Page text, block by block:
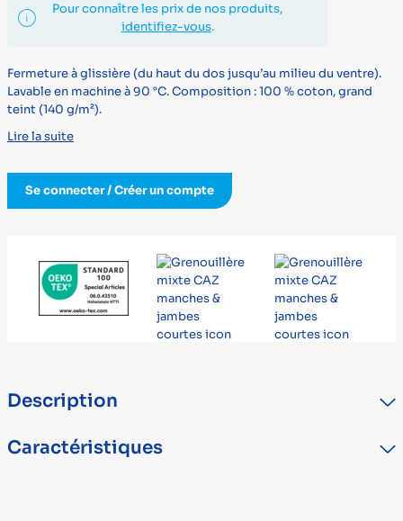
Pour connaître les prix de nos produits,
identifiez-vous.
Fermeture à glissière (du haut du dos jusqu’au milieu du ventre).
Lavable en machine à 90 °C. Composition : 100 % coton, grand
teint (140 g/m²).
Lire la suite
Se connecter / Créer un compte
Description
au milieu du ventre.Le curseur souple a été étudié pour le confort.
Caractéristiques